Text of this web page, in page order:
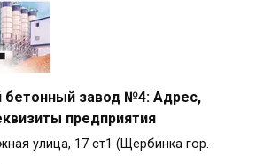
бетонный завод №4: Адрес,
предприятия
улица, 17 ст1 (Щербинка гор.